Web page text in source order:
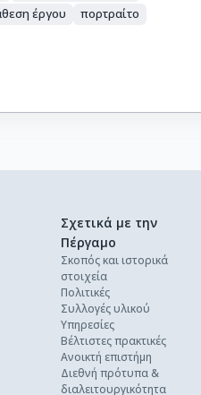
έργου
πορτραίτο
Σχετικά με την
Πέργαμο
Σκοπός και ιστορικά
στοιχεία
Πολιτικές
Συλλογές υλικού
Υπηρεσίες
Βέλτιστες πρακτικές
Ανοικτή επιστήμη
Διεθνή πρότυπα &
διαλειτουργικότητα